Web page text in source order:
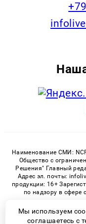
Наименование СМИ:
Общество с
Решения" Главный
Адрес эл. почты:
продукции: 16+
по надзору в сфере
массовых
номер СМИ
Мы используем
соглашаетесь с